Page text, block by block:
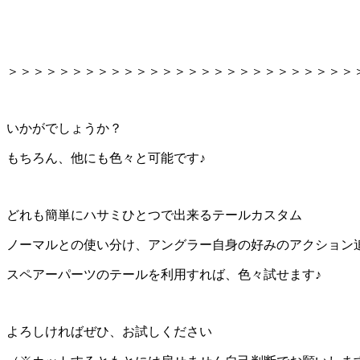
＞＞＞＞＞＞＞＞＞＞＞＞＞＞＞＞＞＞＞＞＞＞＞＞＞＞＞
いかがでしょうか？
もちろん、他にも色々と可能です♪
どれも簡単にハサミひとつで出来るテールカスタム
ノーマルとの使い分け、アングラー自身の好みのアクション
スペアーパーツのテールを利用すれば、色々試せます♪
よろしければぜひ、お試しください